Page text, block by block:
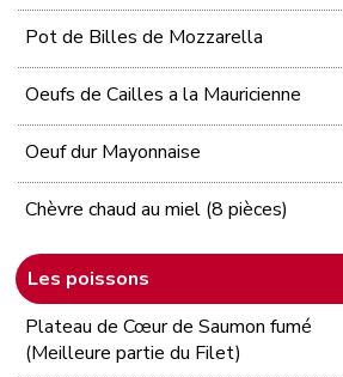
Pot de Billes de Mozzarella
Oeufs de Cailles a la Mauricienne
Oeuf dur Mayonnaise
Chèvre chaud au miel (8 pièces)
Les poissons
Plateau de Cœur de Saumon fumé
(Meilleure partie du Filet)